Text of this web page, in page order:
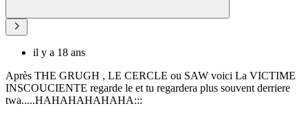
il y a 18 ans
Après THE GRUGH , LE CERCLE ou SAW voici La VICTIME
INSCOUCIENTE regarde le et tu regardera plus souvent derriere
twa.....HAHAHAHAHAHA:::